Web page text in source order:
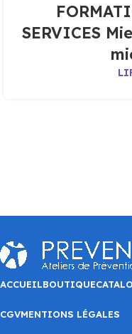
SERVICES
ACCUEILBOUTIQUE
CGVMENTIONS LÉGALES